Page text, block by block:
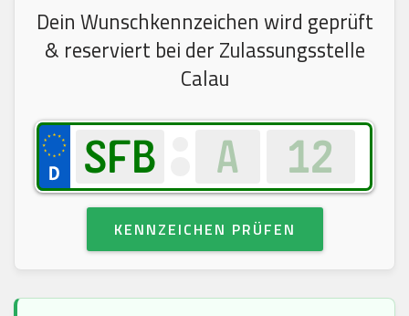
Dein Wunschkennzeichen wird geprüft
& reserviert bei der Zulassungsstelle
Calau
KENNZEICHEN PRÜFEN